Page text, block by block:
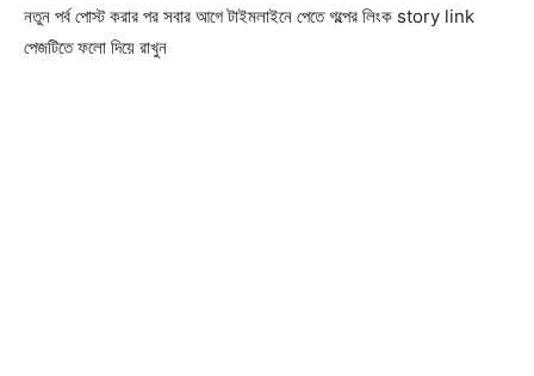
নতুন পর্ব পোস্ট করার পর সবার আগে টাইমলাইনে পেতে গল্পের লিংক story link
পেজটিতে ফলো দিয়ে রাখুন